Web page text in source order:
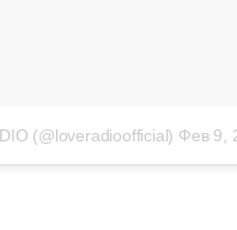
(@loveradioofficial) Фев 9,